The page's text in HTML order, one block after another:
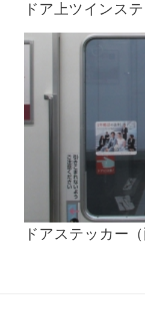
ドア上ツインス
ドアステッカー（